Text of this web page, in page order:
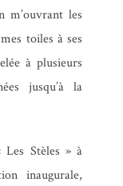
m’ouvrant les
toiles à ses
à plusieurs
jusqu’à la
Stèles » à
inaugurale,